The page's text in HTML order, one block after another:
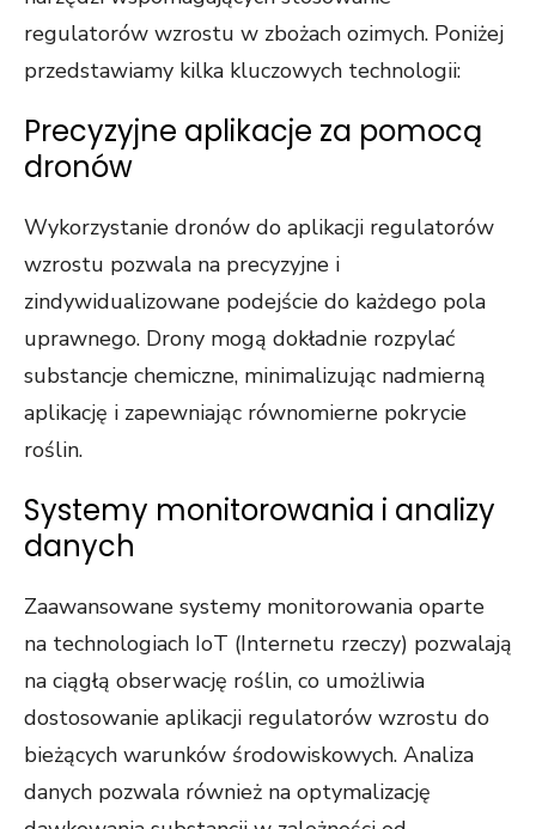
regulatorów wzrostu w zbożach ozimych. Poniżej
przedstawiamy kilka kluczowych technologii:
Precyzyjne aplikacje za pomocą
dronów
Wykorzystanie dronów do aplikacji regulatorów
wzrostu pozwala na precyzyjne i
zindywidualizowane podejście do każdego pola
uprawnego. Drony mogą dokładnie rozpylać
substancje chemiczne, minimalizując nadmierną
aplikację i zapewniając równomierne pokrycie
roślin.
Systemy monitorowania i analizy
danych
Zaawansowane systemy monitorowania oparte
na technologiach IoT (Internetu rzeczy) pozwalają
na ciągłą obserwację roślin, co umożliwia
dostosowanie aplikacji regulatorów wzrostu do
bieżących warunków środowiskowych. Analiza
danych pozwala również na optymalizację